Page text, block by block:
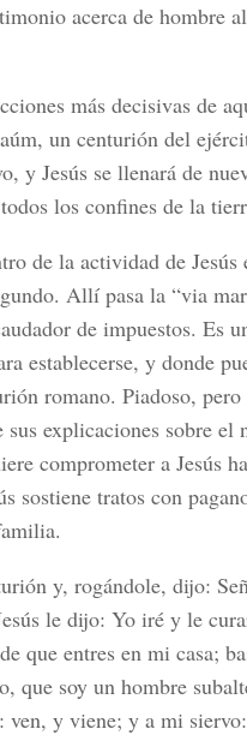
acerca de hombre
más decisivas de
un centurión del
y Jesús se llenará de
los confines de la
de la actividad de Jesús
Allí pasa la “via
de impuestos. Es
establecerse, y donde
romano. Piadoso,
explicaciones sobre el
comprometer a Jesús
sostiene tratos con
y, rogándole, dijo:
le dijo: Yo iré y le
que entres en mi casa;
que soy un hombre
y viene; y a mi